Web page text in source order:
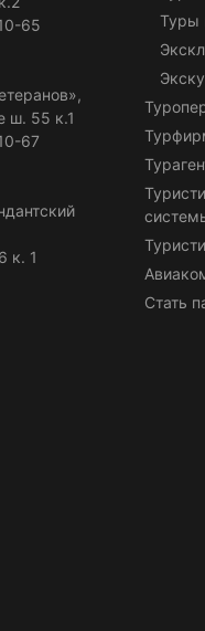
65
ш. 55 к.1
67
к. 1
Туры
Стать